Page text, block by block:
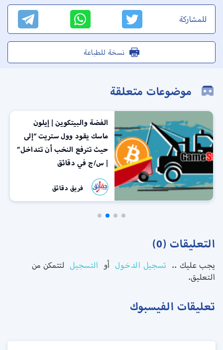
للمشاركة
نسخة للطباعة
موضوعات متعلقة
الفضة والبيتكوين | إيلون
ماسك يقود وول ستريت “إلى
حيث تترفع النخب أن تتداخل”
| س/ج في دقائق
فريق دقائق
التعليقات (0)
يجب عليك .. تسجيل الدخول أو التسجيل لتتمكن من
التعليق.
تعليقات الفيسبوك